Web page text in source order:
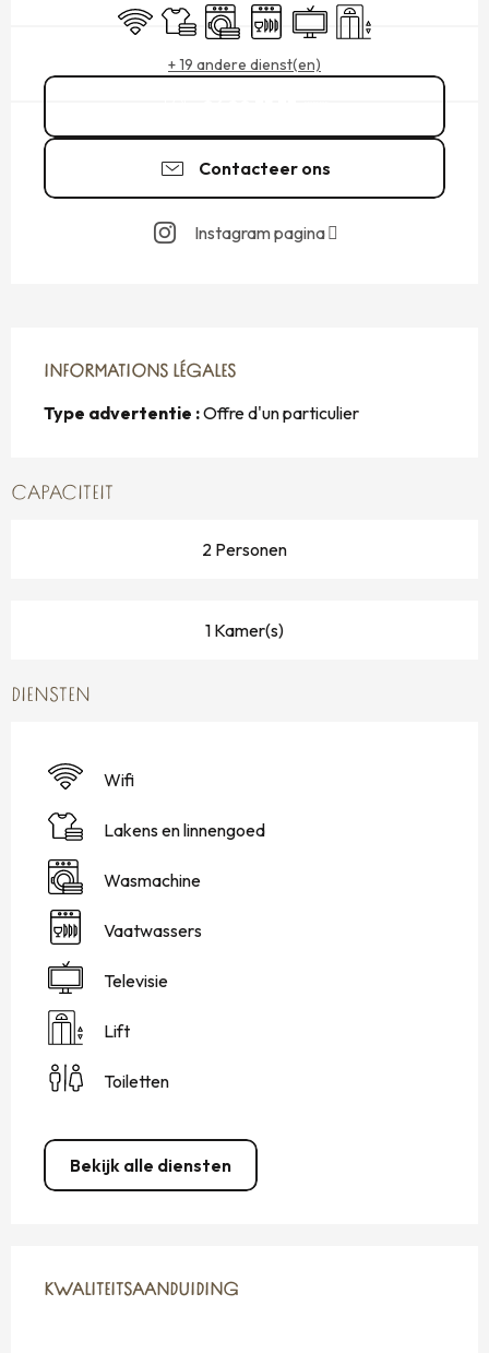
Wifi
Lakens en linnengoed
WasmachineVaatwassers
Televisie
Lift
+ 19 andere dienst(en)
Contacteer ons
Instagram pagina
INFORMATIONS LÉGALES
INFORMATIONS LÉGALES
Type advertentie :Offre d'un particulier
CAPACITEIT
2 Personen
1 Kamer(s)
DIENSTEN
Wifi
Lakens en linnengoed
Wasmachine
Vaatwassers
Televisie
Lift
Toiletten
Bekijk alle diensten
KWALITEITSAANDUIDING
KWALITEITSAANDUIDING